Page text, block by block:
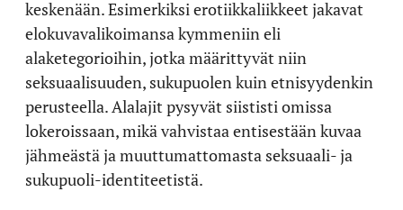
keskenään. Esimerkiksi erotiikkaliikkeet jakavat
elokuvavalikoimansa kymmeniin eli
alaketegorioihin, jotka määrittyvät niin
seksuaalisuuden, sukupuolen kuin etnisyydenkin
perusteella. Alalajit pysyvät siististi omissa
lokeroissaan, mikä vahvistaa entisestään kuvaa
jähmeästä ja muuttumattomasta seksuaali- ja
sukupuoli-identiteetistä.